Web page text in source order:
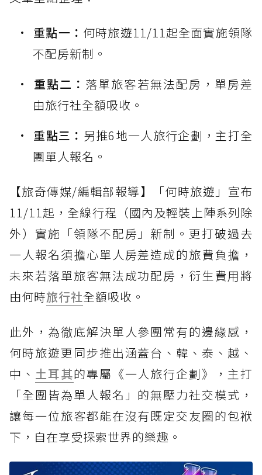
重點一： 何時旅遊11/11起全面實施領隊
不配房新制。
重點二： 落單旅客若無法配房，單房差
由旅行社全額吸收。
重點三： 另推6地一人旅行企劃，主打全
團單人報名。
【旅奇傳媒/編輯部報導】「何時旅遊」宣布
11/11起，全線行程（國內及輕裝上陣系列除
外）實施「領隊不配房」新制。更打破過去
一人報名須擔心單人房差造成的旅費負擔，
未來若落單旅客無法成功配房，衍生費用將
由何時旅行社全額吸收。
此外，為徹底解決單人參團常有的邊緣感，
何時旅遊更同步推出涵蓋台、韓、泰、越、
中、 土耳其的專屬《一人旅行企劃》，主打
「全團皆為單人報名」的無壓力社交模式，
讓每一位旅客都能在沒有既定交友圈的包袱
下，自在享受探索世界的樂趣。